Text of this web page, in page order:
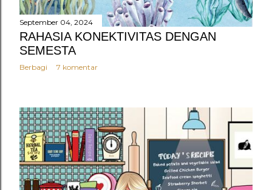
September 04, 2024
RAHASIA KONEKTIVITAS DENGAN
SEMESTA
Berbagi 7 komentar